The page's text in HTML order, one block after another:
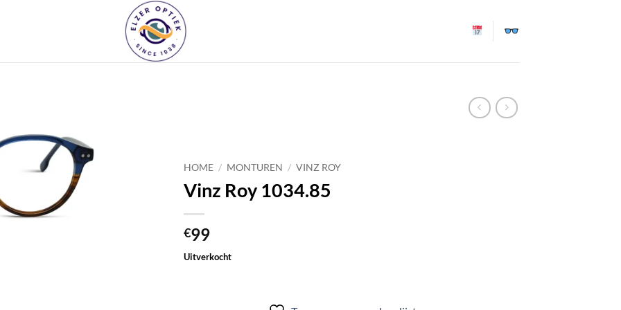
verlanglijst
HOME / MONTUREN / VINZ ROY
Vinz Roy 1034.85
€99
Uitverkocht